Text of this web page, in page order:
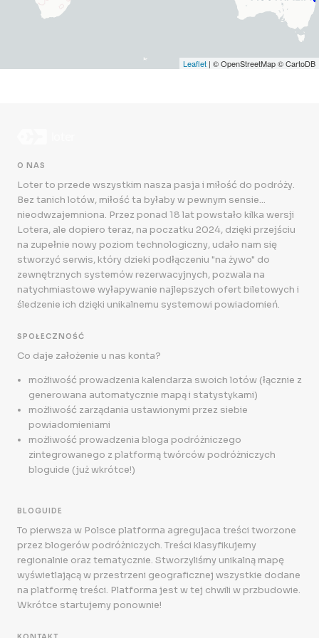
Leaflet | © OpenStreetMap © CartoDB
O NAS
Loter to przede wszystkim nasza pasja i miłość do podróży.
Bez tanich lotów, miłość ta byłaby w pewnym sensie...
nieodwzajemniona. Przez ponad 18 lat powstało kilka wersji
Lotera, ale dopiero teraz, na poczatku 2024, dzięki przejściu
na zupełnie nowy poziom technologiczny, udało nam się
stworzyć serwis, który dzieki podłączeniu "na żywo" do
zewnętrznych systemów rezerwacyjnych, pozwala na
natychmiastowe wyłapywanie najlepszych ofert biletowych i
śledzenie ich dzięki unikalnemu systemowi powiadomień.
SPOŁECZNOŚĆ
Co daje założenie u nas konta?
możliwość prowadzenia kalendarza swoich lotów (łącznie z
generowana automatycznie mapą i statystykami)
możliwość zarządania ustawionymi przez siebie
powiadomieniami
możliwość prowadzenia bloga podróżniczego
zintegrowanego z platformą twórców podróżniczych
bloguide (już wkrótce!)
BLOGUIDE
To pierwsza w Polsce platforma agregujaca treści tworzone
przez blogerów podróżniczych. Treści klasyfikujemy
regionalnie oraz tematycznie. Stworzyliśmy unikalną mapę
wyświetlającą w przestrzeni geograficznej wszystkie dodane
na platformę treści. Platforma jest w tej chwili w przbudowie.
Wkrótce startujemy ponownie!